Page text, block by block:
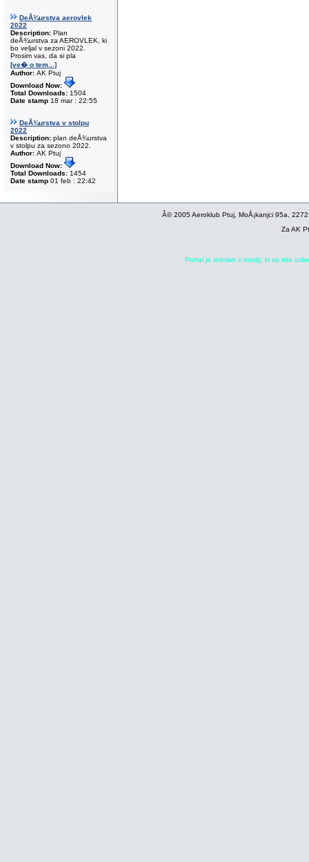
DeÅ¾urstva aerovlek
2022
Description: Plan
deÅ¾urstva za AEROVLEK, ki
bo veljal v sezoni 2022.
Prosim vas, da si pla
[ve� o tem...]
Author: AK Ptuj
Download Now:
Total Downloads: 1504
Date stamp 18 mar : 22:55
DeÅ¾urstva v stolpu
2022
Description: plan deÅ¾urstva
v stolpu za sezono 2022.
Author: AK Ptuj
Download Now:
Total Downloads: 1454
Date stamp 01 feb : 22:42
Â© 2005 Aeroklub Ptuj, MoÅ¡kanjci 95a,
Za AK
Portal je izdelan z orodji, ki so bila